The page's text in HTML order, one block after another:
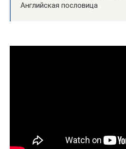
Английская пословица